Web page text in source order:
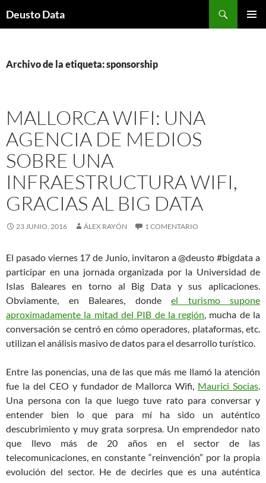
Deusto Data
Archivo de la etiqueta: sponsorship
MALLORCA WIFI: UNA
AGENCIA DE MEDIOS
SOBRE UNA
INFRAESTRUCTURA WIFI,
GRACIAS AL BIG DATA
23 JUNIO, 2016 ÁLEX RAYÓN 1 COMENTARIO
El pasado viernes 17 de Junio, invitaron a @deusto #bigdata a
participar en una jornada organizada por la Universidad de
Islas Baleares en torno al Big Data y sus aplicaciones.
Obviamente, en Baleares, donde el turismo supone
aproximadamente la mitad del PIB de la región, mucha de la
conversación se centró en cómo operadores, plataformas, etc.
utilizan el análisis masivo de datos para el desarrollo turístico.
Entre las ponencias, una de las que más me llamó la atención
fue la del CEO y fundador de Mallorca Wifi, Maurici Socias.
Una persona con la que luego tuve rato para conversar y
entender bien lo que para mí ha sido un auténtico
descubrimiento y muy grata sorpresa. Un emprendedor nato
que llevo más de 20 años en el sector de las
telecomunicaciones, en constante “reinvención” por la propia
evolución del sector. He de decirles que es una auténtica